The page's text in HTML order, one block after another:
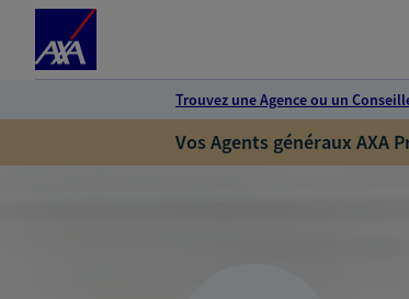
Trouvez une Agence ou un
Vos Agents généraux AXA